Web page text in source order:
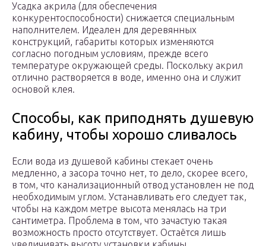
Усадка акрила (для обеспечения
конкурентоспособности) снижается специальным
наполнителем. Идеален для деревянных
конструкций, габариты которых изменяются
согласно погодным условиям, прежде всего
температуре окружающей среды. Поскольку акрил
отлично растворяется в воде, именно она и служит
основой клея.
Способы, как приподнять душевую
кабину, чтобы хорошо сливалось
Если вода из душевой кабины стекает очень
медленно, а засора точно нет, то дело, скорее всего,
в том, что канализационный отвод установлен не под
необходимым углом. Устанавливать его следует так,
чтобы на каждом метре высота менялась на три
сантиметра. Проблема в том, что зачастую такая
возможность просто отсутствует. Остаётся лишь